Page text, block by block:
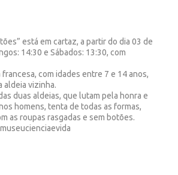
está em cartaz, a partir do dia 03 de
14:30 e Sábados: 13:30, com
com idades entre 7 e 14 anos,
aldeia vizinha.
duas aldeias, que lutam pela honra e
homens, tenta de todas as formas,
as roupas rasgadas e sem botões.